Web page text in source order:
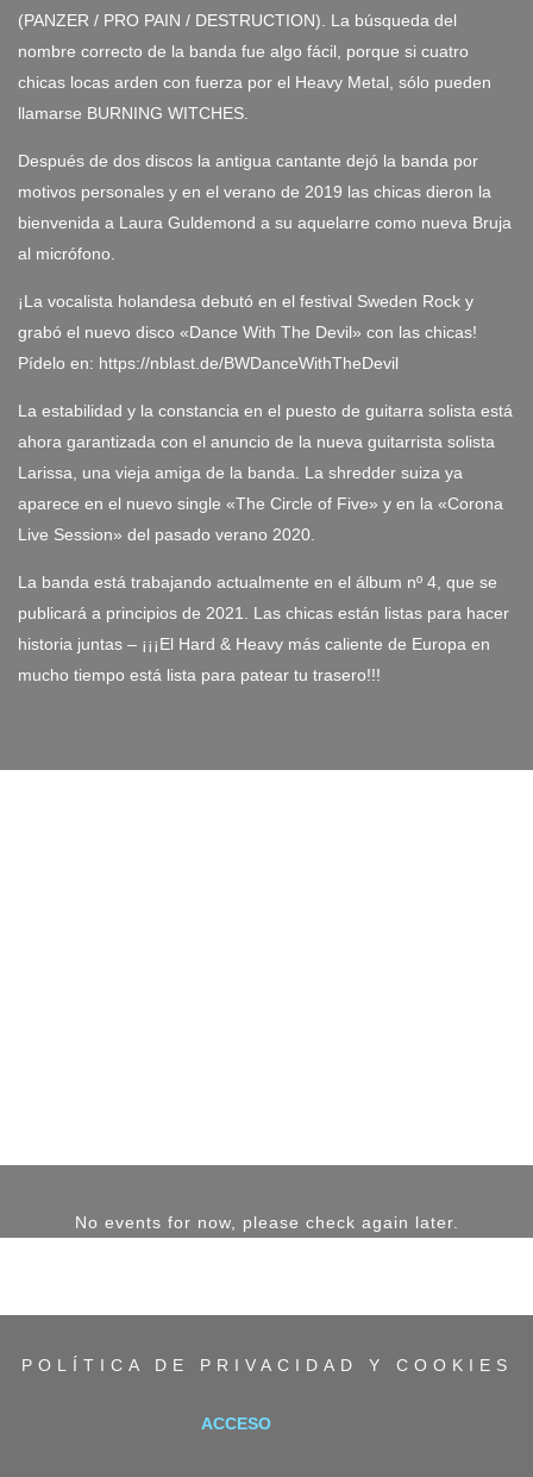
(PANZER / PRO PAIN / DESTRUCTION). La búsqueda del
nombre correcto de la banda fue algo fácil, porque si cuatro
chicas locas arden con fuerza por el Heavy Metal, sólo pueden
llamarse BURNING WITCHES.
Después de dos discos la antigua cantante dejó la banda por
motivos personales y en el verano de 2019 las chicas dieron la
bienvenida a Laura Guldemond a su aquelarre como nueva Bruja
al micrófono.
¡La vocalista holandesa debutó en el festival Sweden Rock y
grabó el nuevo disco «Dance With The Devil» con las chicas!
Pídelo en: https://nblast.de/BWDanceWithTheDevil
La estabilidad y la constancia en el puesto de guitarra solista está
ahora garantizada con el anuncio de la nueva guitarrista solista
Larissa, una vieja amiga de la banda. La shredder suiza ya
aparece en el nuevo single «The Circle of Five» y en la «Corona
Live Session» del pasado verano 2020.
La banda está trabajando actualmente en el álbum nº 4, que se
publicará a principios de 2021. Las chicas están listas para hacer
historia juntas – ¡¡¡El Hard & Heavy más caliente de Europa en
mucho tiempo está lista para patear tu trasero!!!
No events for now, please check again later.
POLÍTICA DE PRIVACIDAD Y COOKIES
ACCESO